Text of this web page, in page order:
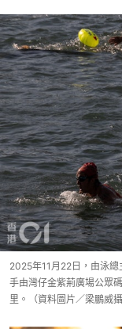
2025年11月22日，由泳
手由灣仔金紫荊廣場公眾
里。（資料圖片／梁鵬威攝